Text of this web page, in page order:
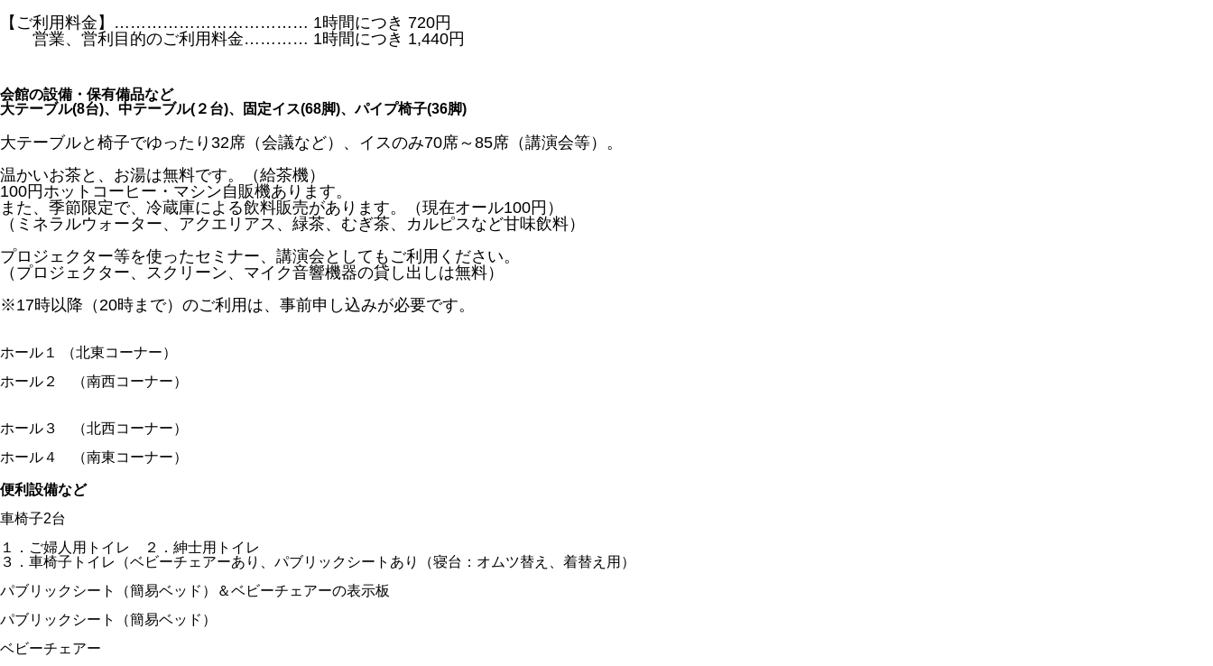
【ご利用料金】……………………………… 1時間につき 720円
営業、営利目的のご利用料金………… 1時間につき 1,440円
会館の設備・保有備品など
大テーブル(8台)、中テーブル(２台)、固定イス(68脚)、パイプ椅子(36脚)
大テーブルと椅子でゆったり32席（会議など）、イスのみ70席～85席（講演会等）。
温かいお茶と、お湯は無料です。（給茶機）
100円ホットコーヒー・マシン自販機あります。
また、季節限定で、冷蔵庫による飲料販売があります。（現在オール100円）
（ミネラルウォーター、アクエリアス、緑茶、むぎ茶、カルピスなど甘味飲料）
プロジェクター等を使ったセミナー、講演会としてもご利用ください。
（プロジェクター、スクリーン、マイク音響機器の貸し出しは無料）
※17時以降（20時まで）のご利用は、事前申し込みが必要です。
ホール１ （北東コーナー）
ホール２ （南西コーナー）
ホール３ （北西コーナー）
ホール４ （南東コーナー）
便利設備など
車椅子2台
１．ご婦人用トイレ ２．紳士用トイレ
３．車椅子トイレ（ベビーチェアーあり、パブリックシートあり（寝台：オムツ替え、着替え用）
パブリックシート（簡易ベッド）＆ベビーチェアーの表示板
パブリックシート（簡易ベッド）
ベビーチェアー